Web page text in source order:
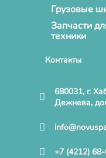
Грузовые
Запчасти
техники
Контакты
680031, г.
Дежнева,
+7 (4212)